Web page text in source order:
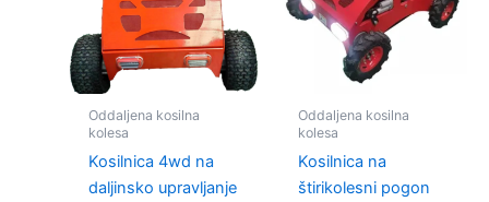
Oddaljena kosilna
kolesa
Kosilnica 4wd na
daljinsko upravljanje
$1,900.00
različic.
Možnosti
lahko
strani
izdelka
Oddaljena kosilna
kolesa
Kosilnica na
štirikolesni pogon
$1,700.00
različic.
izdelka